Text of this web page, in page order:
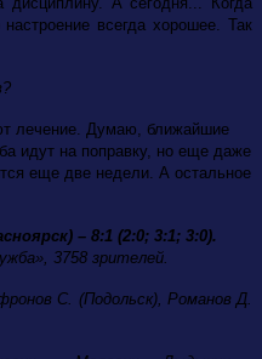
всегда хорошее. Так
лечение. Думаю, ближайшие
идут на поправку, но еще даже
еще две недели. А остальное
– 8:1 (2:0; 3:1; 3:0).
3758 зрителей.
С. (Подольск), Романов Д.